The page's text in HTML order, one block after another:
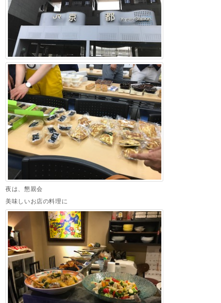
夜は、懇親会
美味しいお店の料理に